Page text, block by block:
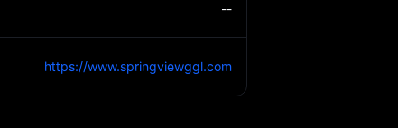
--
https://www.springviewggl.com